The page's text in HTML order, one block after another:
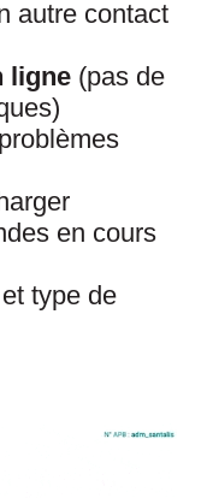
autre contact
ligne (pas de
en cours
type de